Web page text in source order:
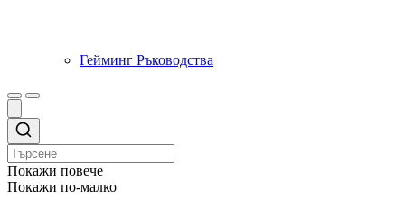
Гейминг Ръководства
Покажи повече
Покажи по-малко